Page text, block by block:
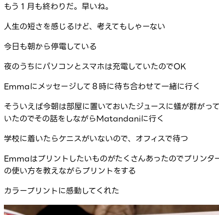
もう１月も終わりだ。早いね。
人生の短さを感じるけど、考えてもしゃーない
今日も朝から停電している
夜のうちにパソコンとスマホは充電していたのでOK
Emmaにメッセージして８時に待ち合わせて一緒に行く
そういえば今朝は部屋に置いておいたジュースに蟻が群がっ
いたのでその話をしながらMatandaniに行く
学校に着いたらケニスがいないので、オフィスで待つ
Emmaはプリントしたいものがたくさんあったのでプリンタ
の使い方を教えながらプリントをする
カラープリントに感動してくれた